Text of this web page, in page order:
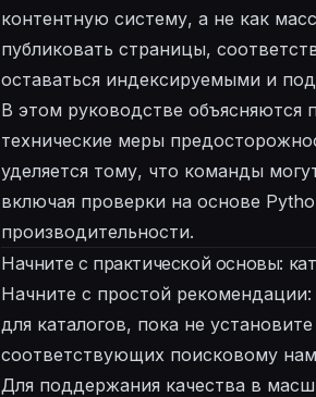
контентную систему, а не как
публиковать страницы,
оставаться индексируемыми и
В этом руководстве объясняются
технические меры
уделяется тому, что команды
включая проверки на основе
производительности.
Начните с практической основы:
Начните с простой
для каталогов, пока не
соответствующих поисковому
Для поддержания качества в